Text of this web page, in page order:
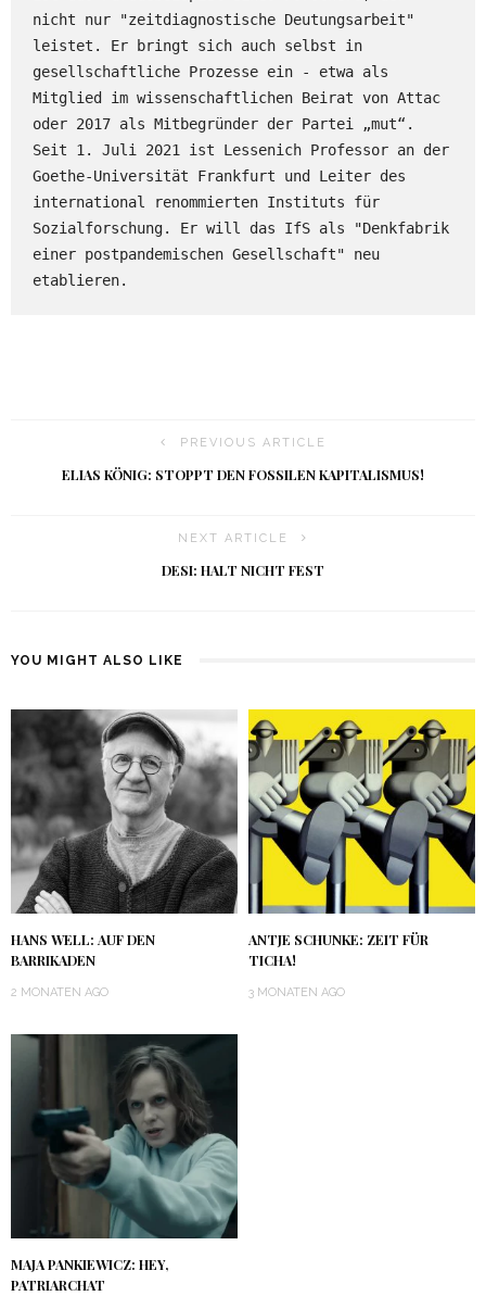
nicht nur "zeitdiagnostische Deutungsarbeit"
leistet. Er bringt sich auch selbst in
gesellschaftliche Prozesse ein - etwa als
Mitglied im wissenschaftlichen Beirat von Attac
oder 2017 als Mitbegründer der Partei „mut“.
Seit 1. Juli 2021 ist Lessenich Professor an der
Goethe-Universität Frankfurt und Leiter des
international renommierten Instituts für
Sozialforschung. Er will das IfS als "Denkfabrik
einer postpandemischen Gesellschaft" neu
etablieren.
PREVIOUS ARTICLE
ELIAS KÖNIG: STOPPT DEN FOSSILEN KAPITALISMUS!
NEXT ARTICLE
DESI: HALT NICHT FEST
YOU MIGHT ALSO LIKE
HANS WELL: AUF DEN
BARRIKADEN
2 MONATEN AGO
ANTJE SCHUNKE: ZEIT FÜR
TICHA!
3 MONATEN AGO
MAJA PANKIEWICZ: HEY,
PATRIARCHAT